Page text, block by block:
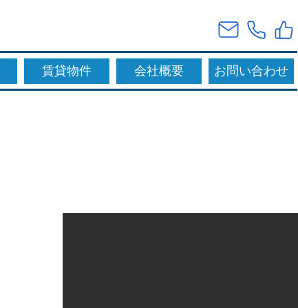
賃貸物件 会社概要 お問い合わせ